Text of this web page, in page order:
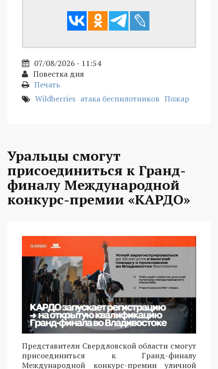
07/08/2026 - 11:54
Повестка дня
Печать
Wildberries атака беспилотников Пожар
Уральцы смогут
присоединиться к Гранд-
финалу Международной
конкурс-премии «КАРДО»
Представители Свердловской области смогут
присоединиться к Гранд-финалу
Международной конкурс-премии уличной